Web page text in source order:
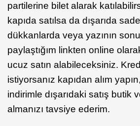
partilerine bilet alarak
kapıda satılsa da dışarıda
dükkanlarda veya yazının
paylaştığım linkten online
ucuz satın alabileceksiniz.
istiyorsanız kapıdan alım
indirimle dışarıdaki satış butik
almanızı tavsiye ederim.